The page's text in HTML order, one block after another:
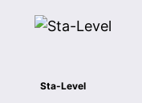
Sta-Level